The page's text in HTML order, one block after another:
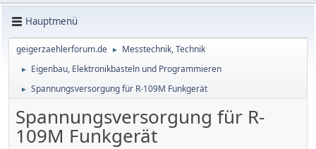
Hauptmenü
geigerzaehlerforum.de ► Messtechnik, Technik
► Eigenbau, Elektronikbasteln und Programmieren
► Spannungsversorgung für R-109M Funkgerät
Spannungsversorgung für R-
109M Funkgerät